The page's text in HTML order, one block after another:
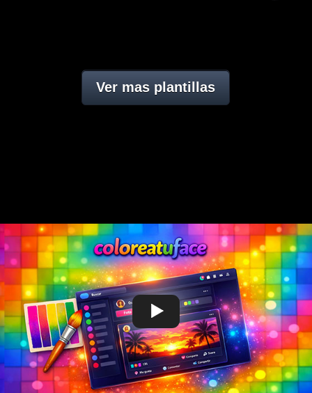
Ver mas plantillas